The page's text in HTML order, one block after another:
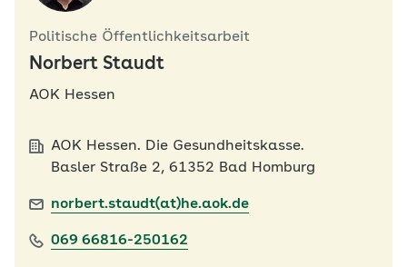
Politische Öffentlichkeitsarbeit
Norbert Staudt
AOK Hessen
AOK Hessen. Die Gesundheitskasse.
Basler Straße 2, 61352 Bad Homburg
norbert.staudt(at)he.aok.de
069 66816-250162